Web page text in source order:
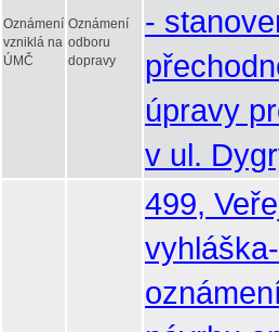
Oznámení
vzniklá na
ÚMČ
Oznámení
odboru
dopravy
-
úpravy
v ul.
499,
vyhláška-